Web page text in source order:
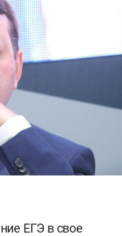
ЕГЭ в свое